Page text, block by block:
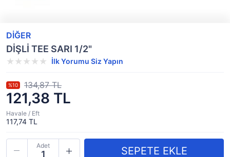
DİĞER
DİŞLİ TEE SARI 1/2"
İlk Yorumu Siz Yapın
121,38 TL
%10 134,87 TL
Havale / Eft
117,74 TL
Adet